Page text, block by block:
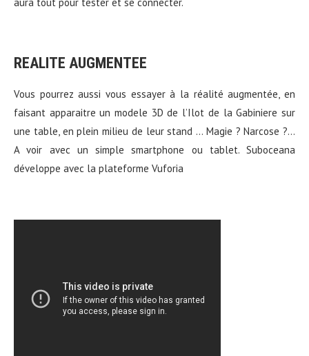
aura tout pour tester et se connecter.
REALITE AUGMENTEE
Vous pourrez aussi vous essayer à la réalité augmentée, en
faisant apparaitre un modele 3D de l’Ilot de la Gabiniere sur
une table, en plein milieu de leur stand … Magie ? Narcose ?…
A voir avec un simple smartphone ou tablet. Suboceana
développe avec la plateforme Vuforia